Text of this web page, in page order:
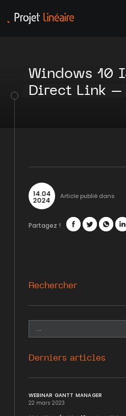
Windows 10
Direct Link –
14.04
2024 Article publié dans
Partagez !
Rechercher
Derniers articles
WEBINAR GANTT MANAGER
22 mars 2023